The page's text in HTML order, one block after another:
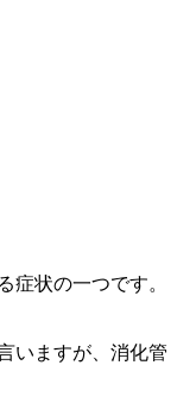
症状の一つです。
いますが、消化管